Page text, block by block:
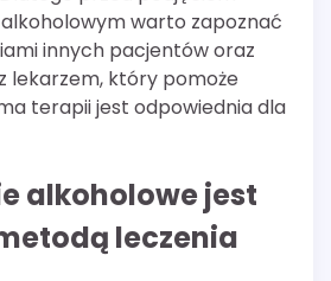
warto zapoznać
innych pacjentów oraz
lekarzem, który pomoże
terapii jest odpowiednia dla
alkoholowe jest
leczenia